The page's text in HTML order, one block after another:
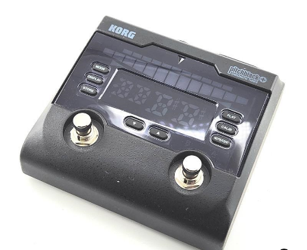
ドラム パーカッション
キーボード 電子ピアノ
管楽器 その他楽器
エフェクター